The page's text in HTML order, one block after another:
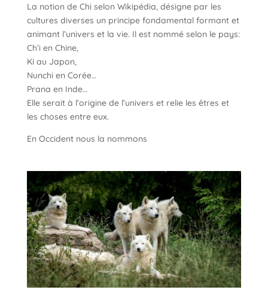
La notion de Chi selon Wikipédia, désigne par les
cultures diverses un principe fondamental formant et
animant l’univers et la vie. Il est nommé selon le pays:
Ch’i en Chine,
Ki au Japon,
Nunchi en Corée…
Prana en Inde…
Elle serait à l’origine de l’univers et relie les êtres et
les choses entre eux.
En Occident nous la nommons